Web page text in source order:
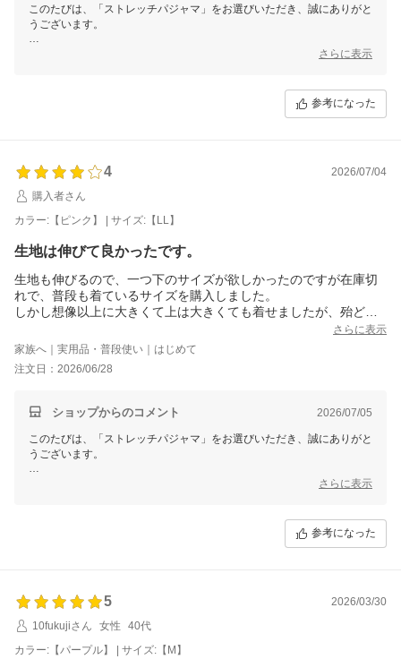
このたびは、「ストレッチパジャマ」をお選びいただき、誠にありがと
うございます。
お母様のご入院をきっかけに、数ある衣類の中から当店の商品をお選び
まずは1着お試しいただき、生地の伸びや肌触り、サイズ感をご確認い
ただいたうえで、追加でご注文いただけたとのこと、大変嬉しく拝見い
の方にとっても大変参考になるご感想です。
パープルのお色味も気に入っていただけたようで安心いたしました。
お母様に快適にお過ごしいただくお役に立てましたら幸いです。
このたびは温かいご感想をありがとうございました。
せたがや介護
さらに表示
参考になった
4
2026/07/04
購入者さん
カラー:【ピンク】 | サイズ:【LL】
生地は伸びて良かったです。
生地も伸びるので、一つ下のサイズが欲しかったのですが在庫切
れで、普段も着ているサイズを購入しました。
しかし想像以上に大きくて上は大きくても着せましたが、殆ど寝
たきりの親にはかなりシワになるので気をつけなければならない
事と、下は大きすぎて、カットしてお直ししました。
次回は安くなっていたらサイズがあれば購入したいと思います。
あと、前のボタンはマジックでボタンは飾りだと尚こちらとして
サイズ記載されているので私がきちんと計って購入すれば良かっ
さらに表示
家族へ｜実用品・普段使い｜はじめて
注文日：2026/06/28
ショップからのコメント 2026/07/05
このたびは、「ストレッチパジャマ」をお選びいただき、誠にありがと
うございます。
生地の伸びについてご満足いただけたとのこと、大変嬉しく拝見いたし
一方で、ご希望のサイズが欠品しており、ご不便をおかけしましたこ
マジックテープタイプがあるとお着替えがしやすいとのご意見も、大変
参考になりました。
いただいたご要望は今後の衣類づくりの参考とさせていただくととも
さらに表示
参考になった
5
2026/03/30
10fukujiさん
女性
40代
カラー:【パープル】 | サイズ:【M】